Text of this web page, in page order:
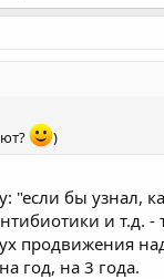
)
"если бы узнал,
и т.д. -
продвижения
год, на 3 года.